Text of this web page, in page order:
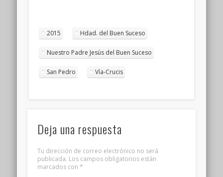
2015 Hdad. del Buen Suceso
Nuestro Padre Jesús del Buen Suceso
San Pedro Vía-Crucis
Deja una respuesta
Tu dirección de correo electrónico no será
publicada. Los campos obligatorios están
marcados con *